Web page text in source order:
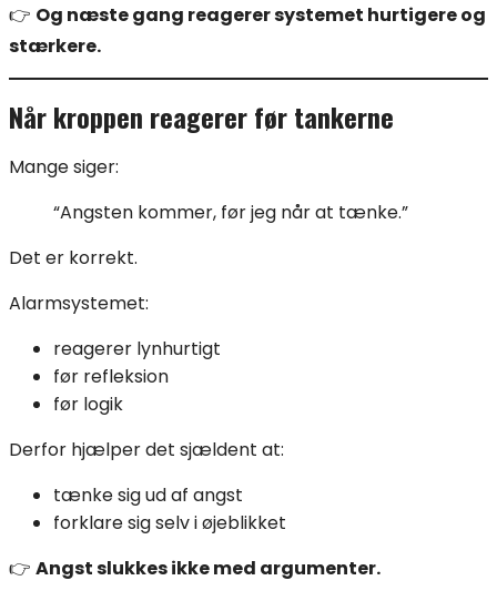
👉 Og næste gang reagerer systemet hurtigere og
stærkere.
Når kroppen reagerer før tankerne
Mange siger:
“Angsten kommer, før jeg når at tænke.”
Det er korrekt.
Alarmsystemet:
reagerer lynhurtigt
før refleksion
før logik
Derfor hjælper det sjældent at:
tænke sig ud af angst
forklare sig selv i øjeblikket
👉 Angst slukkes ikke med argumenter.